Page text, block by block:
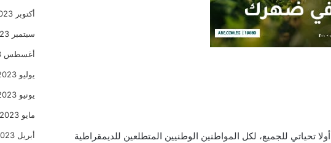
أولا تحياتي للجميع، لكل المواطنين الوطنيين المتطلعين للديمقراطية
أكتوبر 2023
سبتمبر 2023
أغسطس 2023
يوليو 2023
يونيو 2023
مايو 2023
أبريل 2023